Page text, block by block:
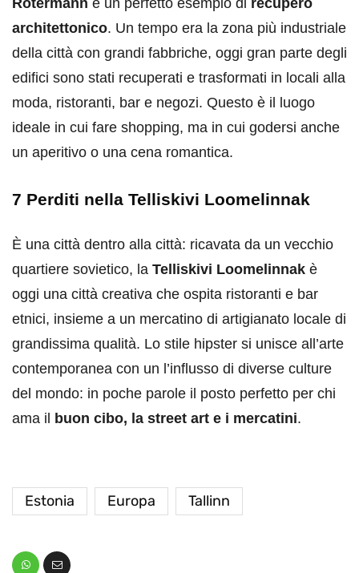
architettonico. Un tempo era la zona più industriale
della città con grandi fabbriche, oggi gran parte degli
edifici sono stati recuperati e trasformati in locali alla
moda, ristoranti, bar e negozi. Questo è il luogo
ideale in cui fare shopping, ma in cui godersi anche
un aperitivo o una cena romantica.
7 Perditi nella Telliskivi Loomelinnak
È una città dentro alla città: ricavata da un vecchio
quartiere sovietico, la Telliskivi Loomelinnak è
oggi una città creativa che ospita ristoranti e bar
etnici, insieme a un mercatino di artigianato locale di
grandissima qualità. Lo stile hipster si unisce all’arte
contemporanea con un l’influsso di diverse culture
del mondo: in poche parole il posto perfetto per chi
ama il buon cibo, la street art e i mercatini.
Estonia Europa Tallinn